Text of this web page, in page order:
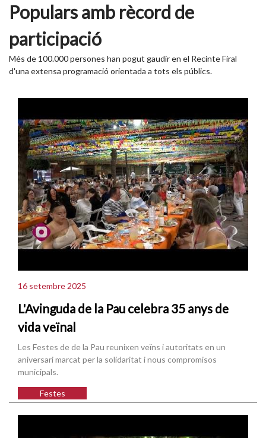
Populars amb rècord de
participació
Més de 100.000 persones han pogut gaudir en el Recinte Firal
d'una extensa programació orientada a tots els públics.
16 setembre 2025
L'Avinguda de la Pau celebra 35 anys de
vida veïnal
Les Festes de de la Pau reunixen veïns i autoritats en un
aniversari marcat per la solidaritat i nous compromisos
municipals.
Festes